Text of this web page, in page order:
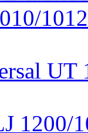
UT
1200/